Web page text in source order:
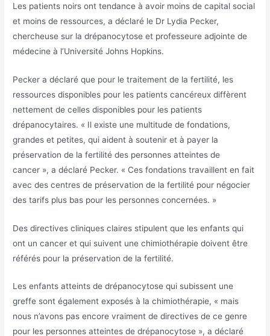
Les patients noirs ont tendance à avoir moins de capital social
et moins de ressources, a déclaré le Dr Lydia Pecker,
chercheuse sur la drépanocytose et professeure adjointe de
médecine à l’Université Johns Hopkins.
Pecker a déclaré que pour le traitement de la fertilité, les
ressources disponibles pour les patients cancéreux diffèrent
nettement de celles disponibles pour les patients
drépanocytaires. « Il existe une multitude de fondations,
grandes et petites, qui aident à soutenir et à payer la
préservation de la fertilité des personnes atteintes de
cancer », a déclaré Pecker. « Ces fondations travaillent en fait
avec des centres de préservation de la fertilité pour négocier
des tarifs plus bas pour les personnes concernées. »
Des directives cliniques claires stipulent que les enfants qui
ont un cancer et qui suivent une chimiothérapie doivent être
référés pour la préservation de la fertilité.
Les enfants atteints de drépanocytose qui subissent une
greffe sont également exposés à la chimiothérapie, « mais
nous n’avons pas encore vraiment de directives de ce genre
pour les personnes atteintes de drépanocytose », a déclaré